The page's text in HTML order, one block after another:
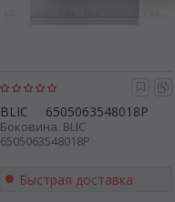
BLIC 6505063548018P
Боковина. BLIC
6505063548018P
Быстрая доставка